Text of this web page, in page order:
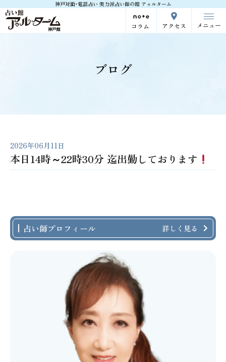
神戸対面･電話占い 実力派占い師の館 アゥルターム
コラム アクセス メニュー
ブログ
2026年06月11日
本日14時～22時30分 迄出勤しております
占い師プロフィール 詳しく見る